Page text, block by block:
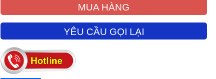
MUA HÀNG
YÊU CẦU GỌI LẠI